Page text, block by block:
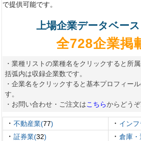
で提供可能です。
上場企業データベース
全728企業掲
・業種リストの業種名をクリックすると所
括弧内は収録企業数です。
・企業名をクリックすると基本プロフィー
す。
・お問い合わせ・ご注文はこちらからどうぞ
・ 不動産業(77) ・ イン
・ 証券業(32) ・ 倉庫